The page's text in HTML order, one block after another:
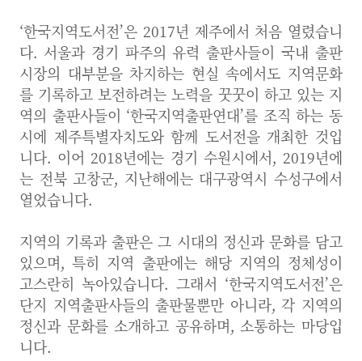
‘한국지역도서전’은 2017년 제주에서 처음 열렸습니
다. 서울과 경기 파주의 유력 출판사들이 국내 출판
시장의 대부분을 차지하는 현실 속에서도 지역문화
를 기록하고 보전하려는 노력을 꿋꿋이 하고 있는 지
역의 출판사들이 ‘한국지역출판연대’를 조직 하는 동
시에 제주특별자치도와 함께 도서전을 개최한 것입
니다. 이어 2018년에는 경기 수원시에서, 2019년에
는 전북 고창군, 지난해에는 대구광역시 수성구에서
열었습니다.
지역의 기록과 출판은 그 시대의 정신과 문화를 담고
있으며, 특히 지역 출판에는 해당 지역의 정체성이
고스란히 녹아있습니다. 그래서 ‘한국지역도서전’은
단지 지역출판사들의 출판물뿐만 아니라, 각 지역의
정신과 문화를 소개하고 공유하며, 소통하는 마당입
니다.